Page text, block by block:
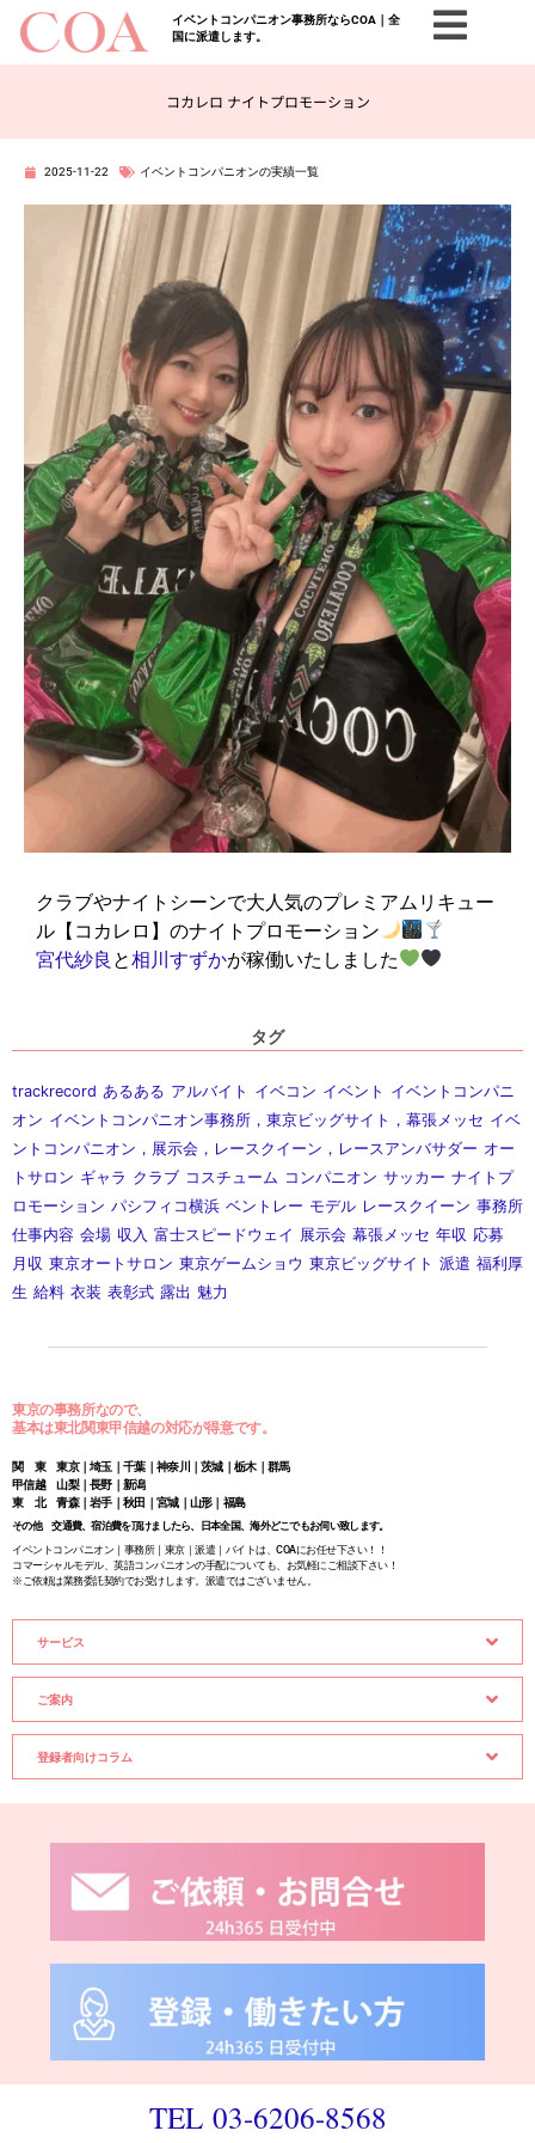
イベントコンパニオン事務所ならCOA｜全
国に派遣します。
コカレロ ナイトプロモーション
2025-11-22 イベントコンパニオンの実績一覧
クラブやナイトシーンで大人気のプレミアムリキュー
ル【コカレロ】のナイトプロモーション
宮代紗良 と相川すずかが稼働いたしました
タグ
trackrecord あるある アルバイト イベコン イベント イベントコンパニ
オン イベントコンパニオン事務所，東京ビッグサイト，幕張メッセ イベ
ントコンパニオン，展示会，レースクイーン，レースアンバサダー オー
トサロン ギャラ クラブ コスチューム コンパニオン サッカー ナイトプ
ロモーション パシフィコ横浜 ベントレー モデル レースクイーン 事務所
仕事内容 会場 収入 富士スピードウェイ 展示会 幕張メッセ 年収 応募
月収 東京オートサロン 東京ゲームショウ 東京ビッグサイト 派遣 福利厚
生 給料 衣装 表彰式 露出 魅力
東京の事務所なので、
基本は東北関東甲信越の対応が得意です。
関 東 東京｜埼玉｜千葉｜神奈川｜茨城｜栃木｜群馬
甲信越 山梨｜長野｜新潟
東 北 青森｜岩手｜秋田｜宮城｜山形｜福島
その他 交通費、宿泊費を頂けましたら、日本全国、海外どこでもお伺い致します。
イベントコンパニオン｜事務所｜東京｜派遣｜バイトは、COAにお任せ下さい！！
コマーシャルモデル、英語コンパニオンの手配についても、お気軽にご相談下さい！
※ご依頼は業務委託契約でお受けします。派遣ではございません。
サービス
ご案内
登録者向けコラム
TEL 03-6206-8568